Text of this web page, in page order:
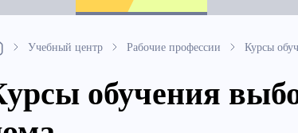
Учебный центр Рабочие профессии Курсы
обучения